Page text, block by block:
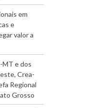
em
e
valor a
MT e dos
Crea-
Regional
Grosso